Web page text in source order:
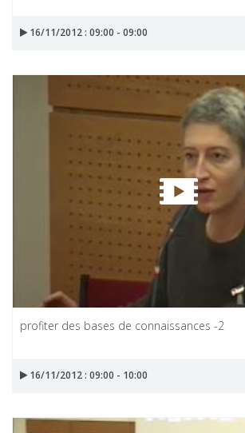
16/11/2012 : 09:00 - 09:00
profiter des bases de connaissances -2
16/11/2012 : 09:00 - 10:00